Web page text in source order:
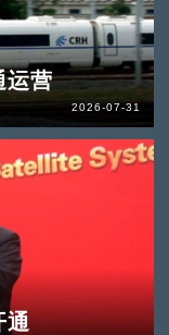
运营
2026-07-31
通